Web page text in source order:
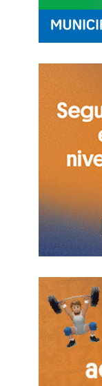
Por último,
comer y la
que el
debemos
conciencia
gobierno. No
destruyendo
En el acto
provincia,
de la CGT
CTA
«Luly»
Moreira,
Hijos
entre otros